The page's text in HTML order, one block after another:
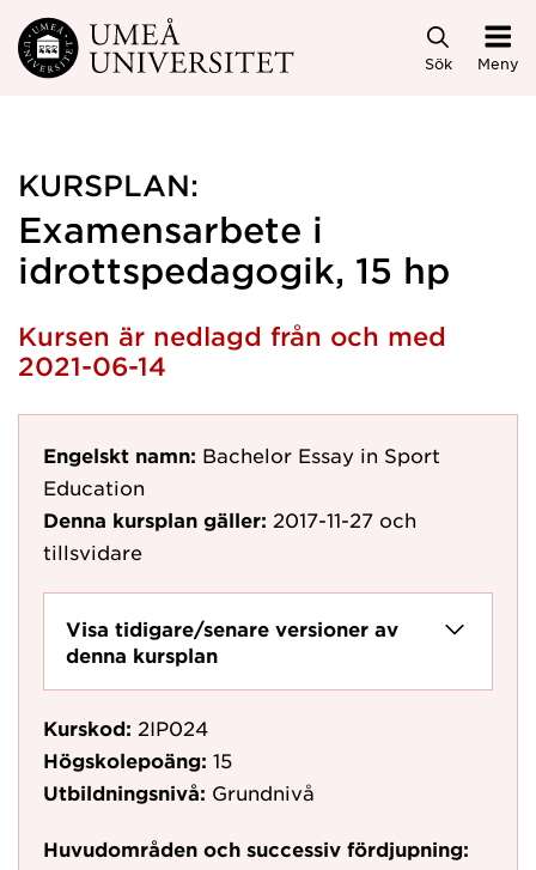
Hoppa direkt till innehållet
Sök Meny
KURSPLAN:
Examensarbete i
idrottspedagogik, 15 hp
Kursen är nedlagd från och med
2021-06-14
Engelskt namn: Bachelor Essay in Sport
Education
Denna kursplan gäller: 2017-11-27 och
tillsvidare
Visa tidigare/senare versioner av
denna kursplan
Kurskod: 2IP024
Högskolepoäng: 15
Utbildningsnivå: Grundnivå
Huvudområden och successiv fördjupning: